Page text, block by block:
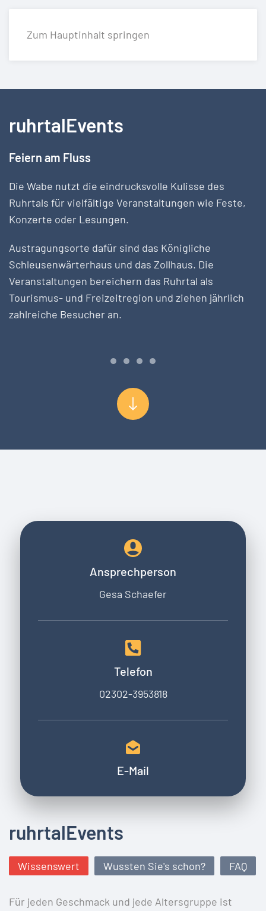
Zum Hauptinhalt springen
ruhrtalEvents
Feiern am Fluss
Die Wabe nutzt die eindrucksvolle Kulisse des
Ruhrtals für vielfältige Veranstaltungen wie Feste,
Konzerte oder Lesungen.
Austragungsorte dafür sind das Königliche
Schleusenwärterhaus und das Zollhaus. Die
Veranstaltungen bereichern das Ruhrtal als
Tourismus- und Freizeitregion und ziehen jährlich
zahlreiche Besucher an.
Ansprechperson
Gesa Schaefer
Telefon
02302-3953818
E-Mail
ruhrtalEvents
Wissenswert Wussten Sie's schon? FAQ
Für jeden Geschmack und jede Altersgruppe ist